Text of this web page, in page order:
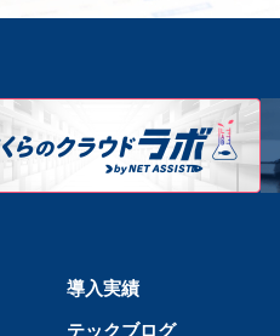
導入実績
テックブログ